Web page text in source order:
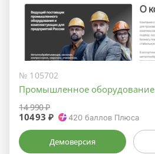
№ 105702
Промышленное оборудование
14 990 ₽
10493 ₽ 420 баллов Плюса
Демоверсия